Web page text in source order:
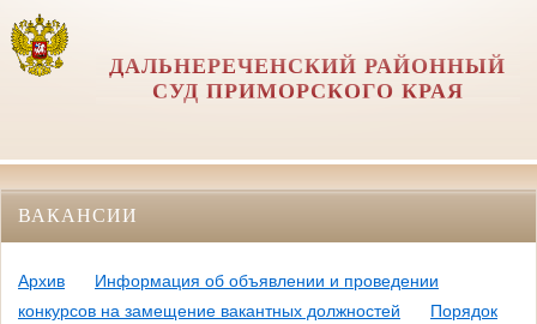
ДАЛЬНЕРЕЧЕНСКИЙ РАЙОННЫЙ
СУД ПРИМОРСКОГО КРАЯ
ВАКАНСИИ
Архив
Информация об объявлении и проведении
конкурсов на замещение вакантных должностей
Порядок